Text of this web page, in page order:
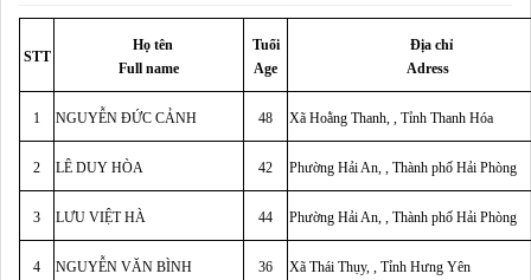
STT
Họ tên
Full name
Tuổi
Age
Địa chỉ
Adress
1 NGUYỄN ĐỨC CẢNH 48 Xã Hoằng Thanh, , Tỉnh Thanh Hóa
2 LÊ DUY HÒA 42 Phường Hải An, , Thành phố Hải Phòng
3 LƯU VIỆT HÀ 44 Phường Hải An, , Thành phố Hải Phòng
4 NGUYỄN VĂN BÌNH 36 Xã Thái Thụy, , Tỉnh Hưng Yên